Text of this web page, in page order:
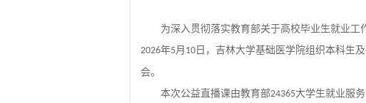
为深入贯彻落实教育部关于高校毕业生就业工
2026年5月 10 日，吉林大学基础医学院组织本科生
会。
本次公益直播课由教育部24365大学生就业服